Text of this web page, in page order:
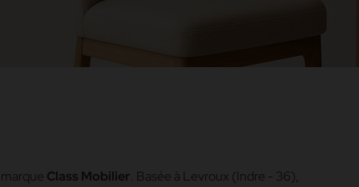
Class Mobilier . Basée à Levroux (Indre - 36),